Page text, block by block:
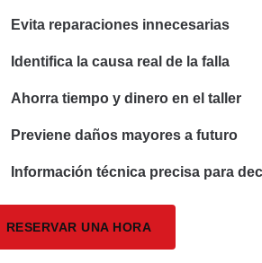
Evita reparaciones innecesarias
Identifica la causa real de la falla
Ahorra tiempo y dinero en el taller
Previene daños mayores a futuro
Información técnica precisa para
RESERVAR UNA HORA